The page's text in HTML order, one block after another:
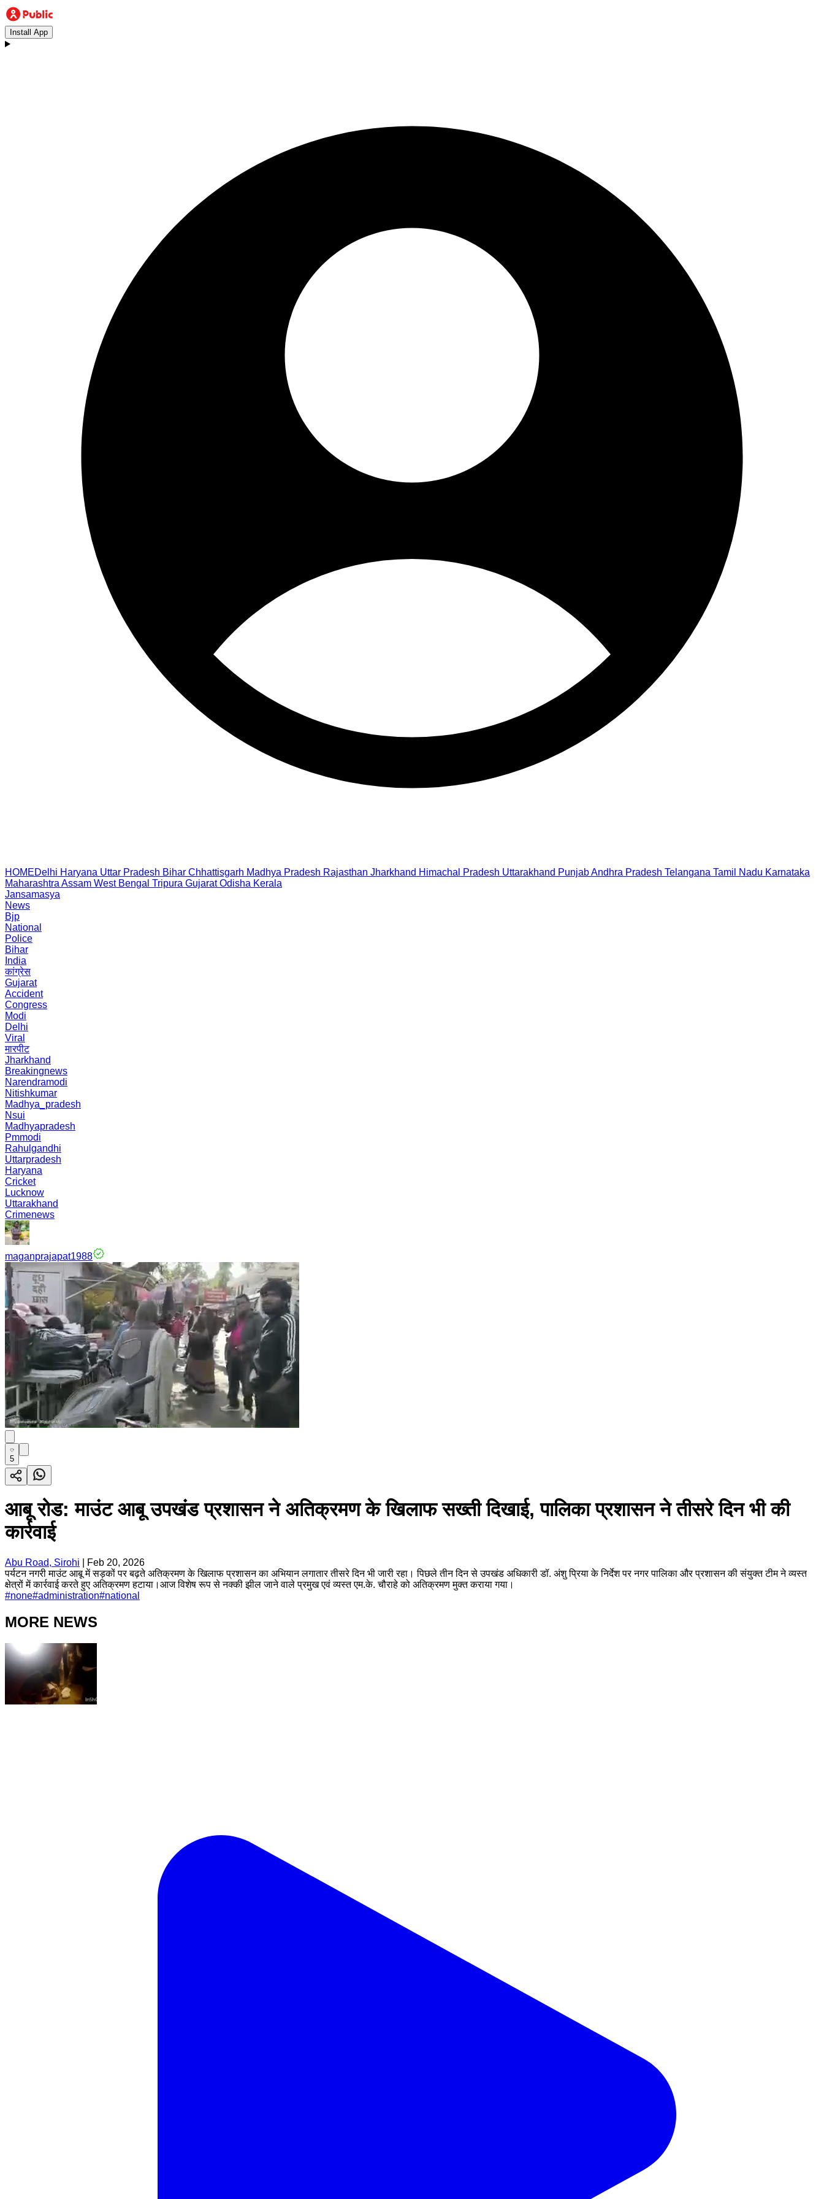
Install App
HOMEDelhi Haryana Uttar Pradesh Bihar Chhattisgarh Madhya Pradesh Rajasthan Jharkhand Himachal Pradesh Uttarakhand PunjabAndhra Pradesh Telangana Tamil Nadu Karnataka
Maharashtra Assam West Bengal Tripura Gujarat Odisha Kerala
Jansamasya
News
Bjp
National
Police
Bihar
India
कांग्रेस
Gujarat
Accident
Congress
Modi
Delhi
Viral
मारपीट
Jharkhand
Breakingnews
Narendramodi
Nitishkumar
Madhya_pradesh
Nsui
Madhyapradesh
Pmmodi
Rahulgandhi
Uttarpradesh
Haryana
Cricket
Lucknow
Uttarakhand
Crimenews
maganprajapat1988
5
आबू रोड: माउंट आबू उपखंड प्रशासन ने अतिक्रमण के खिलाफ सख्ती दिखाई, पालिका प्रशासन ने तीसरे दिन भी की
कार्रवाई
Abu Road, Sirohi
Feb 20, 2026
पर्यटन नगरी माउंट आबू में सड़कों पर बढ़ते अतिक्रमण के खिलाफ प्रशासन का अभियान लगातार तीसरे दिन भी जारी रहा। पिछले तीन दिन से उपखंड अधिकारी डॉ. अंशु प्रिया के निर्देश पर नगर पालिका और प्रशासन की संयुक्त टीम ने व्यस्त
क्षेत्रों में कार्रवाई करते हुए अतिक्रमण हटाया।आज विशेष रूप से नक्की झील जाने वाले प्रमुख एवं व्यस्त एम.के. चौराहे को अतिक्रमण मुक्त कराया गया।
#none#administration#national
MORE NEWS